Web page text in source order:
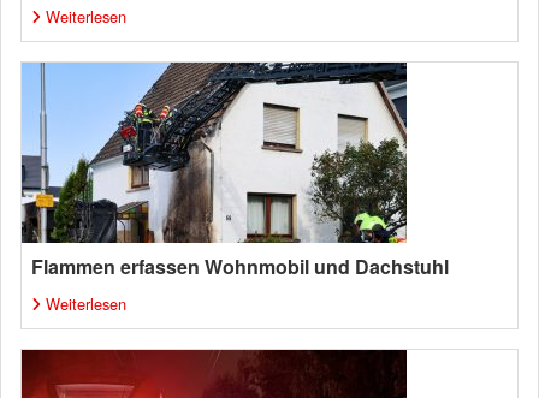
Weiterlesen
Flammen erfassen Wohnmobil und Dachstuhl
Weiterlesen